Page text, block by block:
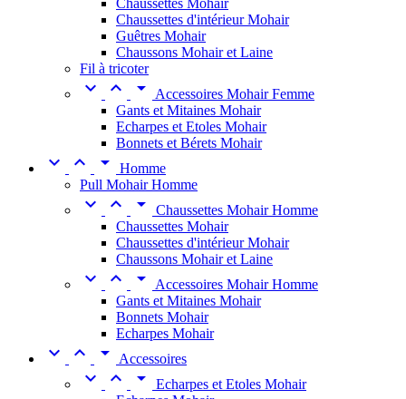
Chaussettes Mohair
Chaussettes d'intérieur Mohair
Guêtres Mohair
Chaussons Mohair et Laine
Fil à tricoter
  
Accessoires Mohair Femme
Gants et Mitaines Mohair
Echarpes et Etoles Mohair
Bonnets et Bérets Mohair
  
Homme
Pull Mohair Homme
  
Chaussettes Mohair Homme
Chaussettes Mohair
Chaussettes d'intérieur Mohair
Chaussons Mohair et Laine
  
Accessoires Mohair Homme
Gants et Mitaines Mohair
Bonnets Mohair
Echarpes Mohair
   Accessoires
  
Echarpes et Etoles Mohair